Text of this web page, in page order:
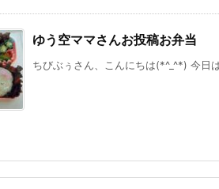
ゆう空ママさんお投稿お弁当
ちびぶぅさん、こんにちは(*^_^*) 今日